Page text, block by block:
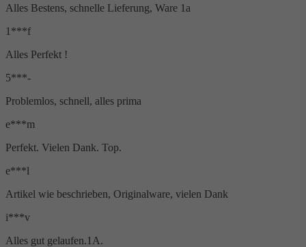
Alles Bestens, schnelle Lieferung, Ware 1a
1***f
Alles Perfekt !
5***-
Problemlos, schnell, alles prima
e***m
Perfekt. Vielen Dank. Top.
e***l
Artikel wie beschrieben, Originalware, vielen Dank
i***v
Alles gut gelaufen.1A.